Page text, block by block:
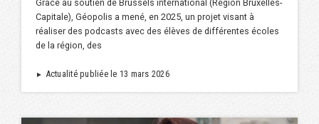
Grâce au soutien de Brussels international (Région Bruxelles-
Capitale), Géopolis a mené, en 2025, un projet visant à
réaliser des podcasts avec des élèves de différentes écoles
de la région, des
► Actualité publiée le 13 mars 2026